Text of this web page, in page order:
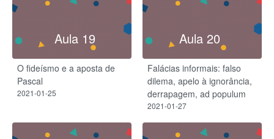
Aula 19
O fideísmo e a aposta de
Pascal
2021-01-25
Aula 20
Falácias informais: falso
dilema, apelo à ignorância,
derrapagem, ad populum
2021-01-27